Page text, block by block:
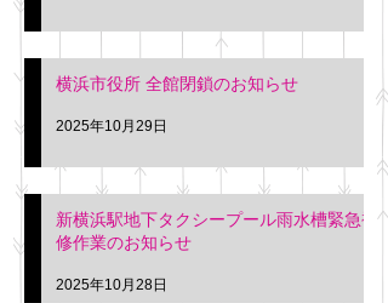
横浜市役所 全館閉鎖のお知らせ
2025年10月29日
新横浜駅地下タクシープール雨水槽緊急補
修作業のお知らせ
2025年10月28日